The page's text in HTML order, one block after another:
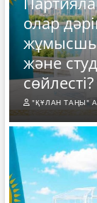
олар
және
сөйлесті?
"ҚҰЛАН ТАҢЫ"